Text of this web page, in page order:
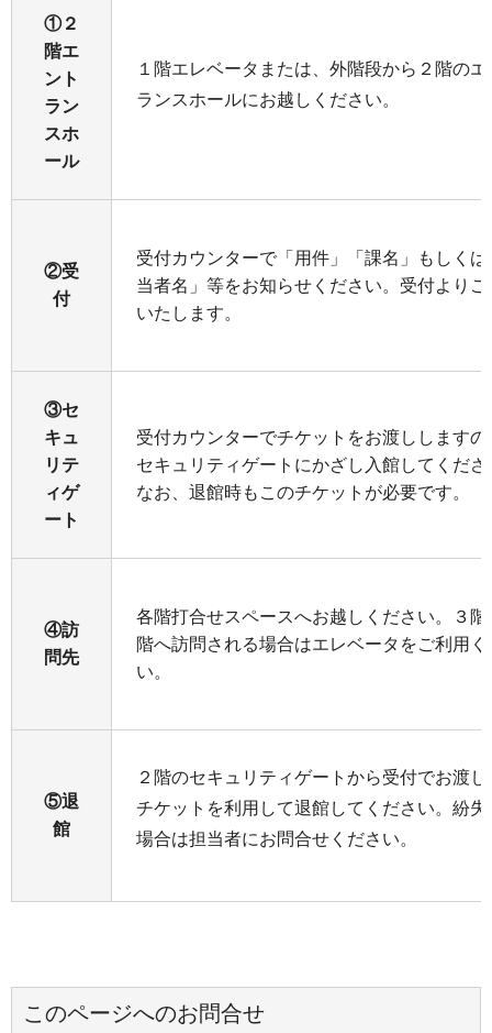
①２
階エ
ント
ラン
スホ
ール
１階エレベータまたは、外階段から２階のエ
ランスホールにお越しください。
②受
付
受付カウンターで「用件」「課名」もしくは
当者名」等をお知らせください。受付よりご
いたします。
③セ
キュ
リテ
ィゲ
ート
受付カウンターでチケットをお渡ししますの
セキュリティゲートにかざし入館してくださ
なお、退館時もこのチケットが必要です。
④訪
問先
各階打合せスペースへお越しください。３階
階へ訪問される場合はエレベータをご利用く
い。
⑤退
館
２階のセキュリティゲートから受付でお渡し
チケットを利用して退館してください。紛失
場合は担当者にお問合せください。
このページへのお問合せ